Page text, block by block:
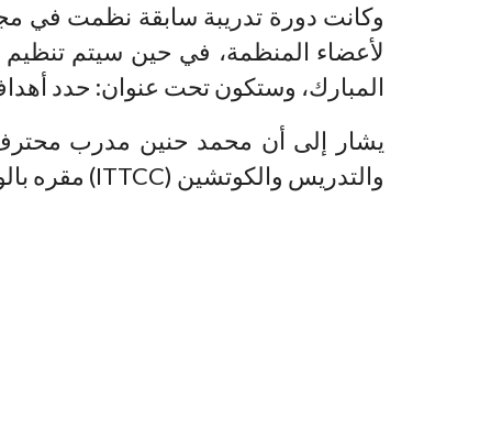
وكانت دورة تدريبة سابقة نظمت في
لأعضاء المنظمة، في حين سيتم
المبارك، وستكون تحت عنوان: حدد
يشار إلى أن محمد حنين مدرب
والتدريس والكوتشين (ITTCC) مقره بالولايات المتحدة الأمريكية.